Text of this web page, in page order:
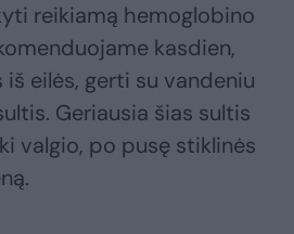
reikiamą hemoglobino
kasdien,
eilės, gerti su vandeniu
Geriausia šias sultis
valgio, po pusę stiklinės